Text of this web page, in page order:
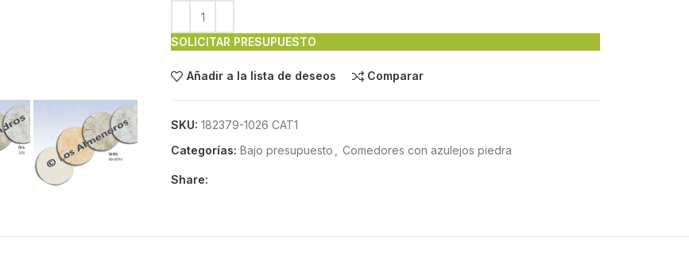
SOLICITAR PRESUPUESTO
Añadir a la lista de deseos Comparar
SKU: 182379-1026 CAT1
Categorías: Bajo presupuesto Comedores con azulejos piedra
Share: